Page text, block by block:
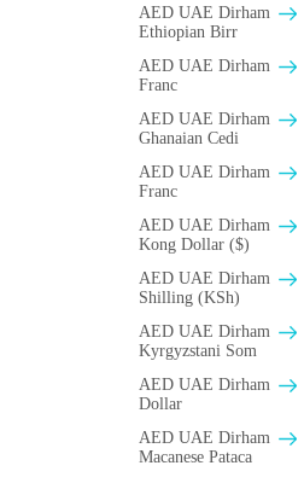
AED UAE Dirham
Ethiopian Birr
AED UAE Dirham
Franc
AED UAE Dirham
Ghanaian Cedi
AED UAE Dirham
Franc
AED UAE Dirham
Kong Dollar ($)
AED UAE Dirham
Shilling (KSh)
AED UAE Dirham
Kyrgyzstani Som
AED UAE Dirham
Dollar
AED UAE Dirham
Macanese Pataca